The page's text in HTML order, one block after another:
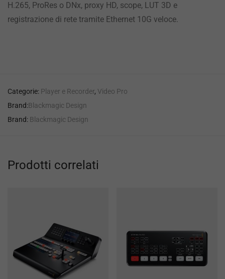
H.265, ProRes o DNx, proxy HD, scope, LUT 3D e
registrazione di rete tramite Ethernet 10G veloce.
Categorie: Player e Recorder, Video Pro
Brand:Blackmagic Design
Brand: Blackmagic Design
Prodotti correlati